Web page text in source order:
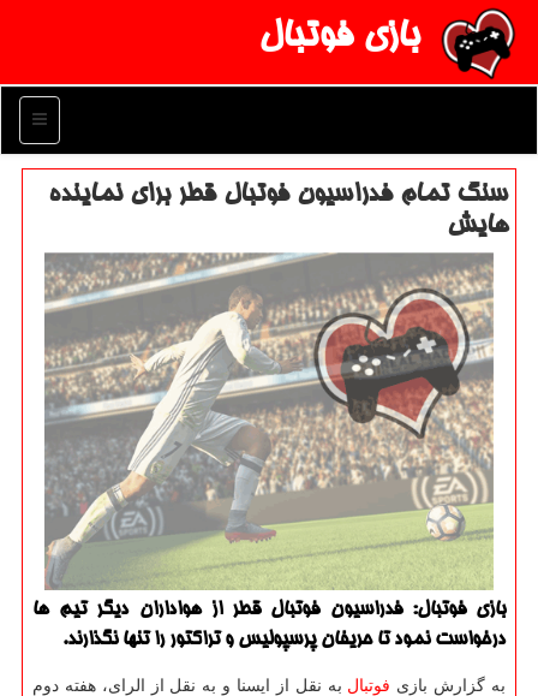
بازی فوتبال
منو
سنگ تمام فدراسیون فوتبال قطر برای نماینده
هایش
بازی فوتبال: فدراسیون فوتبال قطر از هواداران دیگر تیم ها
درخواست نمود تا حریفان پرسپولیس و تراكتور را تنها نگذارند.
به گزارش بازی فوتبال به نقل از ایسنا و به نقل از الرای، هفته دوم